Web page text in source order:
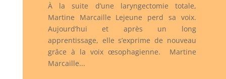
À la suite d’une laryngectomie totale,
Martine Marcaille Lejeune perd sa voix.
Aujourd’hui et après un long
apprentissage, elle s’exprime de nouveau
grâce à la voix œsophagienne. Martine
Marcaille...